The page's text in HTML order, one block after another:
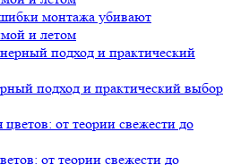
монтажа убивают
и летом
подход и практический выбор
от теории свежести до